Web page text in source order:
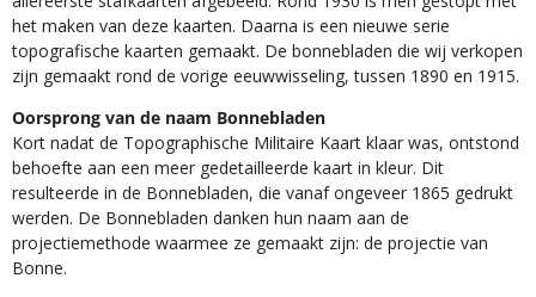
het maken van deze kaarten. Daarna is een nieuwe serie
topografische kaarten gemaakt. De bonnebladen die wij verkopen
zijn gemaakt rond de vorige eeuwwisseling, tussen 1890 en 1915.
Oorsprong van de naam Bonnebladen
Kort nadat de Topographische Militaire Kaart klaar was, ontstond
behoefte aan een meer gedetailleerde kaart in kleur. Dit
resulteerde in de Bonnebladen, die vanaf ongeveer 1865 gedrukt
werden. De Bonnebladen danken hun naam aan de
projectiemethode waarmee ze gemaakt zijn: de projectie van
Bonne.